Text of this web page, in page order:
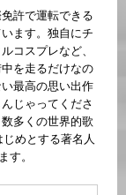
許で運転できる
ます。独自にチ
コスプレなど、
を走るだけなの
最高の思い出作
じゃってくださ
多くの世界的歌
めとする著名人
す。